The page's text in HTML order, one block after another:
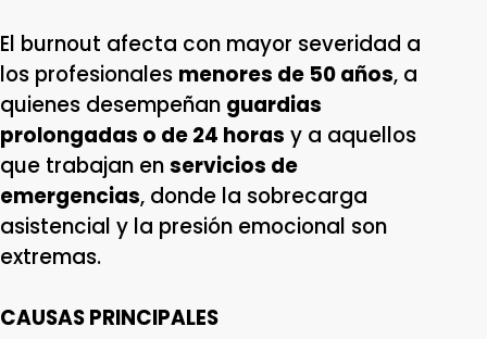
El burnout afecta con mayor severidad a
los profesionales menores de 50 años, a
quienes desempeñan guardias
prolongadas o de 24 horas y a aquellos
que trabajan enservicios de
emergencias, donde la sobrecarga
asistencial y la presión emocional son
extremas.
CAUSAS PRINCIPALES